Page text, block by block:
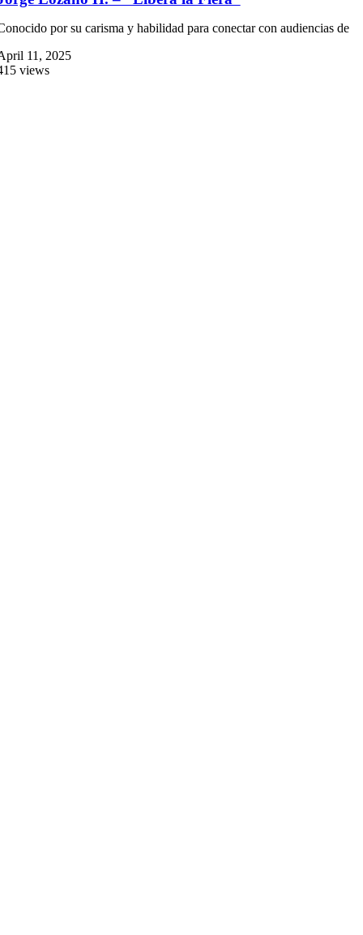
por su carisma y habilidad para conectar con audiencias de
11, 2025
views